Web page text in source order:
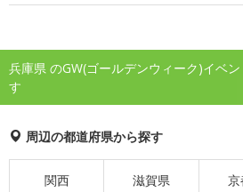
兵庫県 のGW(ゴールデンウィーク)イベ
す
周辺の都道府県から探す
関西 滋賀県